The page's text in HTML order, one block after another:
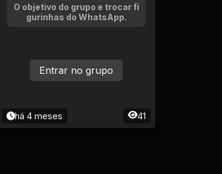
O objetivo do grupo e trocar fi
gurinhas do WhatsApp.
há 4 meses 41
Entrar no grupo